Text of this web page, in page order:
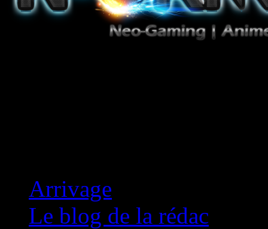
Arrivage
Le blog de la rédac